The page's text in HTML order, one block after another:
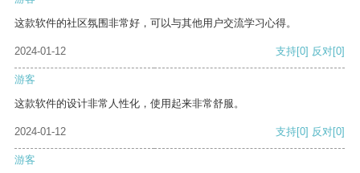
这款软件的社区氛围非常好，可以与其他用户交流学习心得。
2024-01-12 支持[0] 反对[0]
游客
这款软件的设计非常人性化，使用起来非常舒服。
2024-01-12 支持[0] 反对[0]
游客